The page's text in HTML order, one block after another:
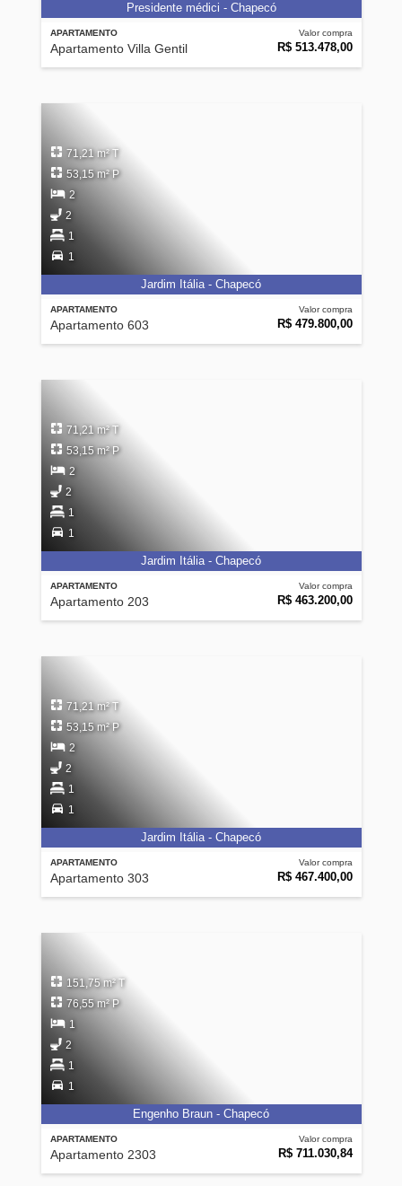
APARTAMENTO
Apartamento Villa Gentil
Valor compra
R$ 513.478,00
Presidente médici - Chapecó
APARTAMENTO
Apartamento 603
Valor compra
R$ 479.800,00
71,21 m² T
53,15 m² P
2
2
1
1
Jardim Itália - Chapecó
APARTAMENTO
Apartamento 203
Valor compra
R$ 463.200,00
71,21 m² T
53,15 m² P
2
2
1
1
Jardim Itália - Chapecó
APARTAMENTO
Apartamento 303
Valor compra
R$ 467.400,00
71,21 m² T
53,15 m² P
2
2
1
1
Jardim Itália - Chapecó
APARTAMENTO
Apartamento 2303
Valor compra
R$ 711.030,84
151,75 m² T
76,55 m² P
1
2
1
1
Engenho Braun - Chapecó